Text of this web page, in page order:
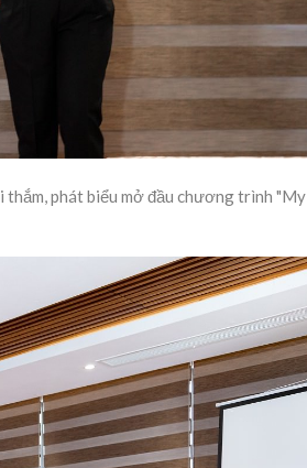
thắm, phát biểu mở đầu chương trình "My